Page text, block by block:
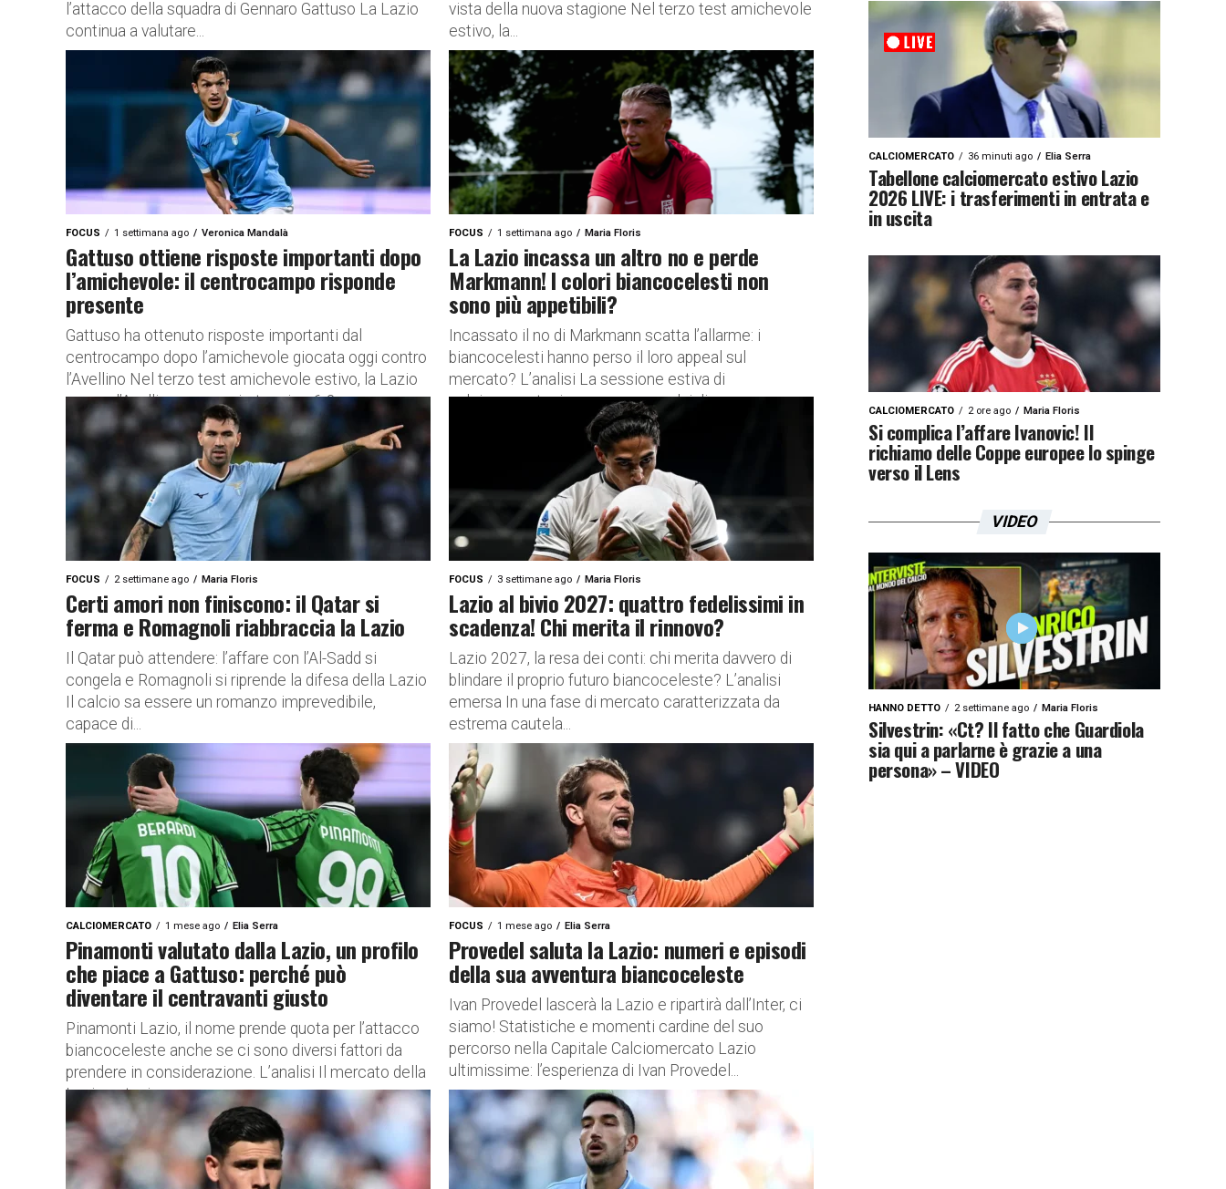
l’attacco della squadra di Gennaro Gattuso La Lazio
continua a valutare...
vista della nuova stagione Nel terzo test amichevole
estivo, la...
FOCUS 1 settimana ago Veronica Mandalà
Gattuso ottiene risposte importanti dopo
l’amichevole: il centrocampo risponde
presente
Gattuso ha ottenuto risposte importanti dal
centrocampo dopo l’amichevole giocata oggi contro
l’Avellino Nel terzo test amichevole estivo, la Lazio
supera l’Avellino con un pirotecnico 6-3...
FOCUS 1 settimana ago Maria Floris
La Lazio incassa un altro no e perde
Markmann! I colori biancocelesti non
sono più appetibili?
Incassato il no di Markmann scatta l’allarme: i
biancocelesti hanno perso il loro appeal sul
mercato? L’analisi La sessione estiva di
calciomercato riserva spesso colpi di...
FOCUS 2 settimane ago Maria Floris
Certi amori non finiscono: il Qatar si
ferma e Romagnoli riabbraccia la Lazio
Il Qatar può attendere: l’affare con l’Al-Sadd si
congela e Romagnoli si riprende la difesa della Lazio
Il calcio sa essere un romanzo imprevedibile,
capace di...
FOCUS 3 settimane ago Maria Floris
Lazio al bivio 2027: quattro fedelissimi in
scadenza! Chi merita il rinnovo?
Lazio 2027, la resa dei conti: chi merita davvero di
blindare il proprio futuro biancoceleste? L’analisi
emersa In una fase di mercato caratterizzata da
estrema cautela...
CALCIOMERCATO 1 mese ago Elia Serra
Pinamonti valutato dalla Lazio, un profilo
che piace a Gattuso: perché può
diventare il centravanti giusto
Pinamonti Lazio, il nome prende quota per l’attacco
biancoceleste anche se ci sono diversi fattori da
prendere in considerazione. L’analisi Il mercato della
Lazio entra in...
FOCUS 1 mese ago Elia Serra
Provedel saluta la Lazio: numeri e episodi
della sua avventura biancoceleste
Ivan Provedel lascerà la Lazio e ripartirà dall’Inter, ci
siamo! Statistiche e momenti cardine del suo
percorso nella Capitale Calciomercato Lazio
ultimissime: l’esperienza di Ivan Provedel...
CALCIOMERCATO 36 minuti ago Elia Serra
Tabellone calciomercato estivo Lazio
2026 LIVE: i trasferimenti in entrata e
in uscita
CALCIOMERCATO 2 ore ago Maria Floris
Si complica l’affare Ivanovic! Il
richiamo delle Coppe europee lo spinge
verso il Lens
VIDEO
HANNO DETTO 2 settimane ago Maria Floris
Silvestrin: «Ct? Il fatto che Guardiola
sia qui a parlarne è grazie a una
persona» – VIDEO